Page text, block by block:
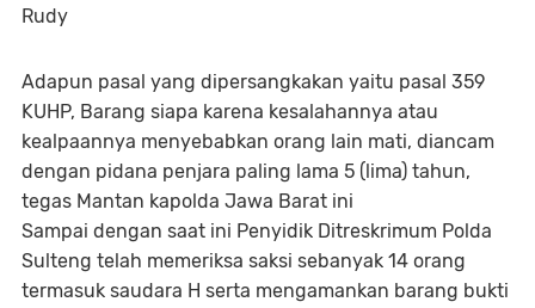
Rudy
Adapun pasal yang dipersangkakan yaitu pasal 359
KUHP, Barang siapa karena kesalahannya atau
kealpaannya menyebabkan orang lain mati, diancam
dengan pidana penjara paling lama 5 (lima) tahun,
tegas Mantan kapolda Jawa Barat ini
Sampai dengan saat ini Penyidik Ditreskrimum Polda
Sulteng telah memeriksa saksi sebanyak 14 orang
termasuk saudara H serta mengamankan barang bukti